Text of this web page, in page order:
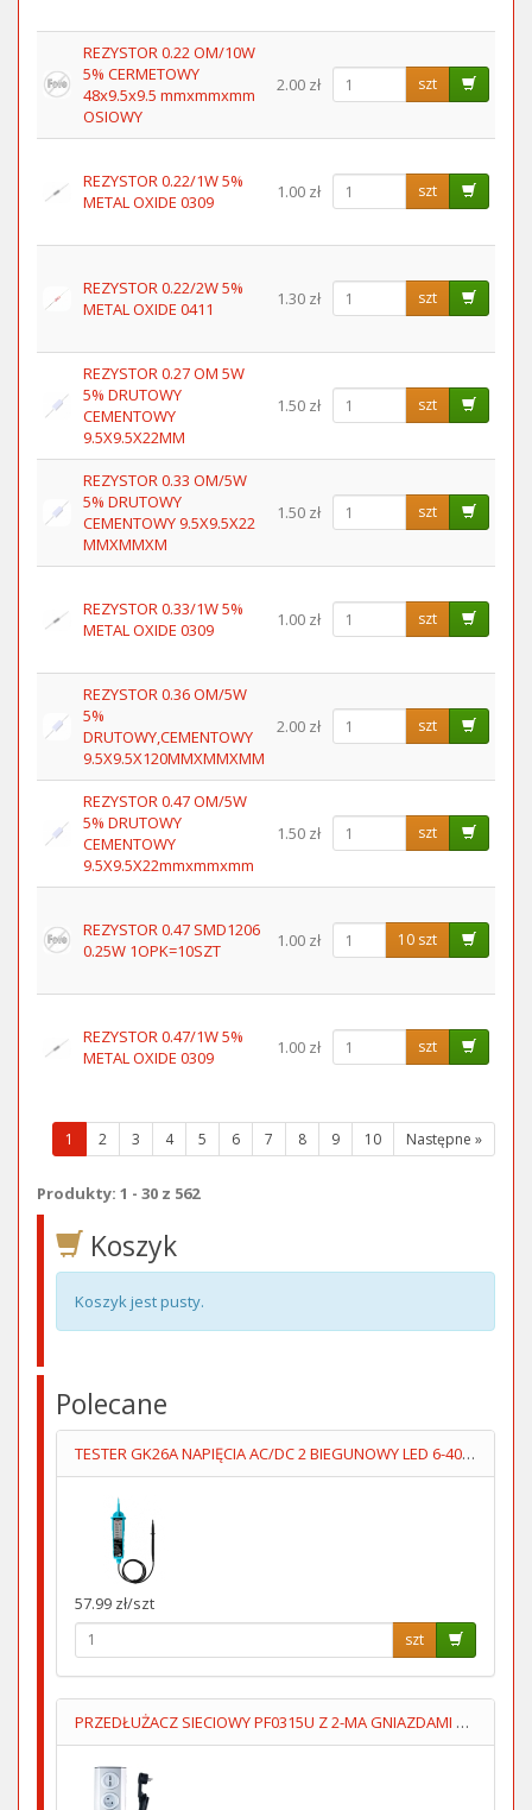
REZYSTOR 0.22 OM/10W
5% CERMETOWY
48x9.5x9.5 mmxmmxmm
OSIOWY
2.00 zł szt
REZYSTOR 0.22/1W 5%
METAL OXIDE 0309
1.00 zł szt
REZYSTOR 0.22/2W 5%
METAL OXIDE 0411
1.30 zł szt
REZYSTOR 0.27 OM 5W
5% DRUTOWY
CEMENTOWY
9.5X9.5X22MM
1.50 zł szt
REZYSTOR 0.33 OM/5W
5% DRUTOWY
CEMENTOWY 9.5X9.5X22
MMXMMXM
1.50 zł szt
REZYSTOR 0.33/1W 5%
METAL OXIDE 0309
1.00 zł szt
REZYSTOR 0.36 OM/5W
5%
DRUTOWY,CEMENTOWY
9.5X9.5X120MMXMMXMM
2.00 zł szt
REZYSTOR 0.47 OM/5W
5% DRUTOWY
CEMENTOWY
9.5X9.5X22mmxmmxmm
1.50 zł szt
REZYSTOR 0.47 SMD1206
0.25W 1OPK=10SZT
1.00 zł 10 szt
REZYSTOR 0.47/1W 5%
METAL OXIDE 0309
1.00 zł szt
1
(wybrana
strona)
2 3 4 5 6 7 8 9 10 Następne »
Produkty: 1 - 30 z 562
Koszyk
Koszyk jest pusty.
Polecane
TESTER GK26A NAPIĘCIA AC/DC 2 BIEGUNOWY LED 6-400V
57.99 zł/szt
szt
PRZEDŁUŻACZ SIECIOWY PF0315U Z 2-MA GNIAZDAMI USB 1.5M